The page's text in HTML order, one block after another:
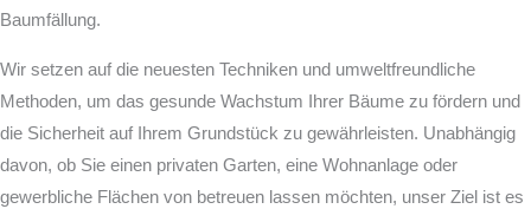
Baumfällung.
Wir setzen auf die neuesten Techniken und umweltfreundliche
Methoden, um das gesunde Wachstum Ihrer Bäume zu fördern und
die Sicherheit auf Ihrem Grundstück zu gewährleisten. Unabhängig
davon, ob Sie einen privaten Garten, eine Wohnanlage oder
gewerbliche Flächen von betreuen lassen möchten, unser Ziel ist es